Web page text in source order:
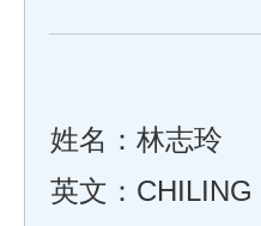
姓名：林志玲
英文：CHILING